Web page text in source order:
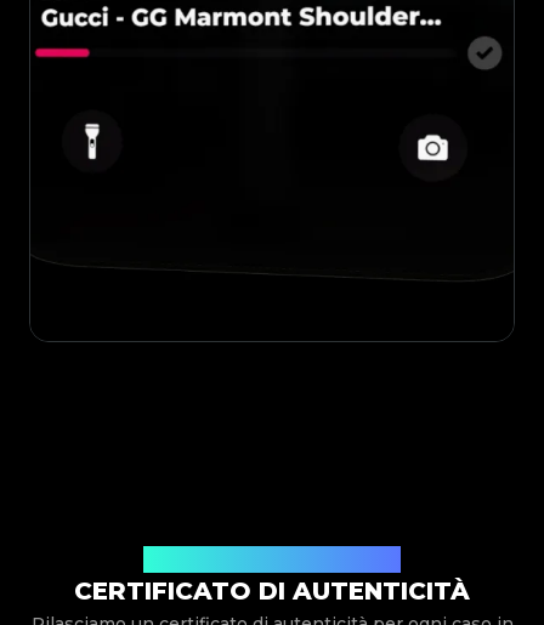
CERTIFICATO DI AUTENTICITÀ